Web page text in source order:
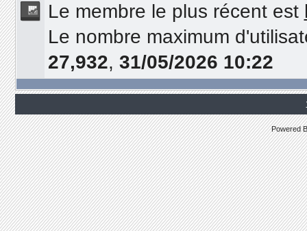
Le membre le plus récent est
Le nombre maximum
27,932, 31/05/2026 10:22
Powered